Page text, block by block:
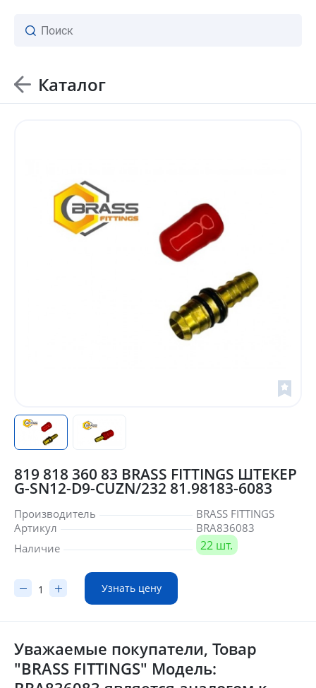
Каталог
819 818 360 83 BRASS FITTINGS ШТЕКЕР
G-SN12-D9-CUZN/232 81.98183-6083
Производитель
BRASS FITTINGS
Артикул
BRA836083
Наличие
22 шт.
Узнать цену
Уважаемые покупатели, Товар
"BRASS FITTINGS" Модель: